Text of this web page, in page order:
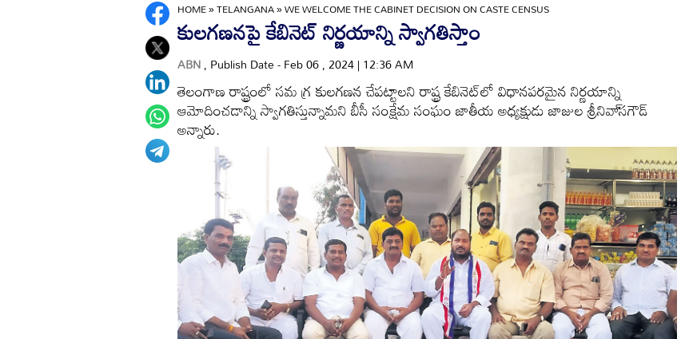
HOME»TELANGANA»WE WELCOME THE CABINET DECISION ON CASTE CENSUS
కులగణనపై కేబినెట్‌ నిర్ణయాన్ని స్వాగతిస్తాం
ABN, Publish Date - Feb 06 , 2024 | 12:36 AM
తెలంగాణ రాష్ట్రంలో సమ గ్ర కులగణన చేపట్టాలని రాష్ట్ర కేబినెట్‌లో విధానపరమైన నిర్ణయాన్ని
ఆమోదించడాన్ని స్వాగతిస్తున్నామని బీసీ సంక్షేమ సంఘం జాతీయ అధ్యక్షుడు జాజుల శ్రీనివా్‌సగౌడ్‌
అన్నారు.